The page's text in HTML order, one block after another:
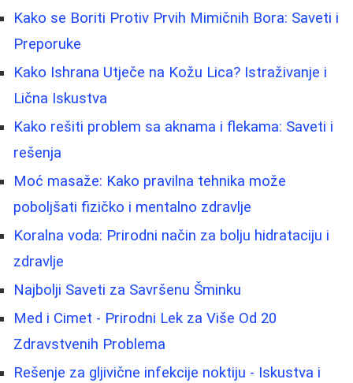
Kako se Boriti Protiv Prvih Mimičnih Bora: Saveti i
Preporuke
Kako Ishrana Utječe na Kožu Lica? Istraživanje i
Lična Iskustva
Kako rešiti problem sa aknama i flekama: Saveti i
rešenja
Moć masaže: Kako pravilna tehnika može
poboljšati fizičko i mentalno zdravlje
Koralna voda: Prirodni način za bolju hidrataciju i
zdravlje
Najbolji Saveti za Savršenu Šminku
Med i Cimet - Prirodni Lek za Više Od 20
Zdravstvenih Problema
Rešenje za gljivične infekcije noktiju - Iskustva i